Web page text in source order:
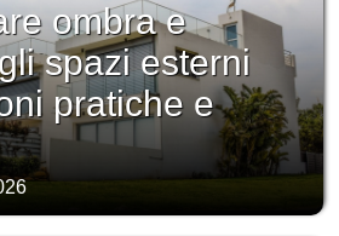
ombra e
spazi esterni
pratiche e